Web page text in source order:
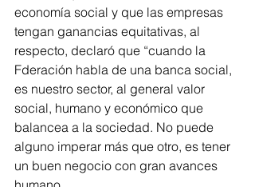
economía social y que las empresas
tengan ganancias equitativas, al
respecto, declaró que “cuando la
Fderación habla de una banca social,
es nuestro sector, al general valor
social, humano y económico que
balancea a la sociedad. No puede
alguno imperar más que otro, es tener
un buen negocio con gran avances